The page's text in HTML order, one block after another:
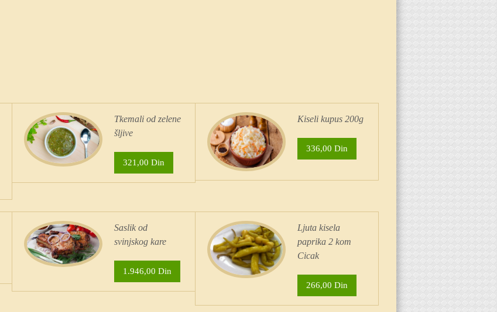
Tkemali od zelene
šljive
321,00 Din
Kiseli kupus 200g
336,00 Din
Saslik od
svinjskog kare
1.946,00 Din
Ljuta kisela
paprika 2 kom
Cicak
266,00 Din